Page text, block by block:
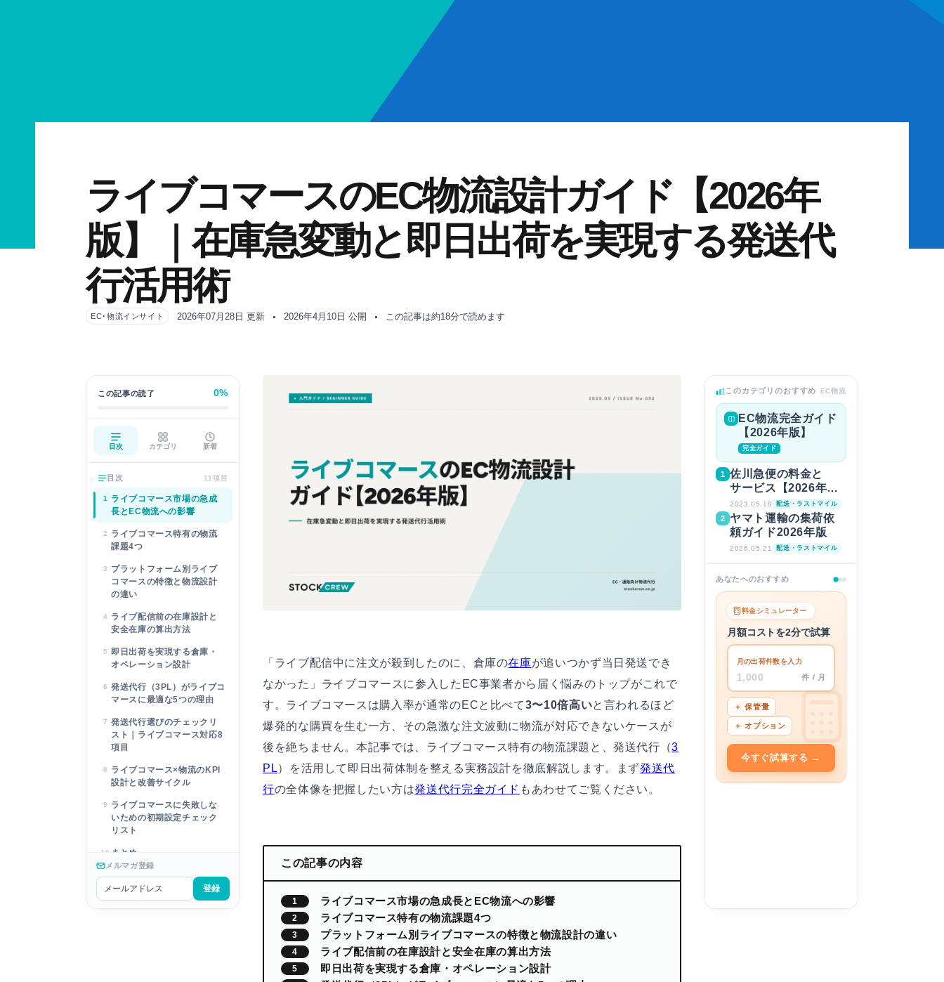
ライブコマースのEC物流設計ガイド【2026年
版】｜在庫急変動と即日出荷を実現する発送代
行活用術
EC･物流インサイト 2026年07月28日 更新 2026年4月10日 公開 この記事は約18分で読めます
「ライブ配信中に注文が殺到したのに、倉庫の在庫が追いつかず当日発送でき
なかった」――ライブコマースに参入したEC事業者から届く悩みのトップがこれで
す。ライブコマースは購入率が通常のECと比べて3〜10倍高いと言われるほど
爆発的な購買を生む一方、その急激な注文波動に物流が対応できないケースが
後を絶ちません。本記事では、ライブコマース特有の物流課題と、発送代行（3
PL）を活用して即日出荷体制を整える実務設計を徹底解説します。まず発送代
行の全体像を把握したい方は発送代行完全ガイド もあわせてご覧ください。
この記事の内容
ライブコマース市場の急成長とEC物流への影響
ライブコマース特有の物流課題4つ
プラットフォーム別ライブコマースの特徴と物流設計の違い
ライブ配信前の在庫設計と安全在庫の算出方法
即日出荷を実現する倉庫・オペレーション設計
この記事の読了 0%
目次 カテゴリ 新着
目次 11項目
1
ライブコマース市場の急成
長とEC物流への影響
2
ライブコマース特有の物流
課題4つ
3
プラットフォーム別ライブ
コマースの特徴と物流設計
の違い
4 ライブ配信前の在庫設計と
安全在庫の算出方法
5 即日出荷を実現する倉庫・
オペレーション設計
6 発送代行（3PL）がライブコ
マースに最適な5つの理由
7 発送代行選びのチェックリ
スト｜ライブコマース対応8
項目
8
ライブコマース×物流のKPI
設計と改善サイクル
9
ライブコマースに失敗しな
いための初期設定チェック
リスト
10 まとめ
よくある質問
メルマガ登録
登録
このカテゴリのおすすめ EC物流
EC物流完全ガイド
【2026年版】
完全ガイド
1 佐川急便の料金と
サービス【2026年
版】
2023.05.18 配送・ラストマイル
2
ヤマト運輸の集荷依
頼ガイド2026年版
2026.05.21 配送・ラストマイル
あなたへのおすすめ
料金シミュレーター
月額コストを2分で試算
月の出荷件数を入力
1,000 件 / 月
＋ 保管量
＋ オプション
今すぐ試算する →